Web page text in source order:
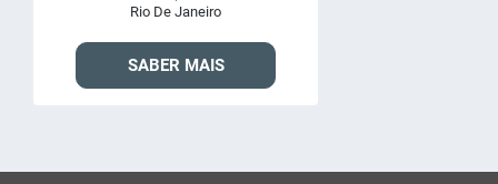
Rio De Janeiro
SABER MAIS